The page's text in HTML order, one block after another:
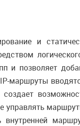
и
и позволяет
маршруты
управлять